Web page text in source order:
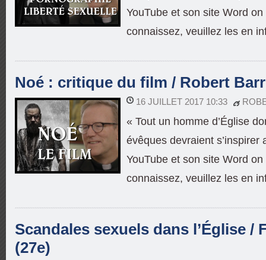
YouTube et son site Word
connaissez, veuillez les en
Noé : critique du film / Robert
16 JUILLET 2017 10:33
« Tout un homme d’Église
évêques devraient s’inspirer
YouTube et son site Word
connaissez, veuillez les en
Scandales sexuels dans l’Église /
(27e)